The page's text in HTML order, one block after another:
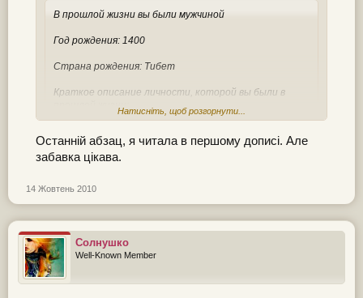
В прошлой жизни вы были мужчиной
Год рождения: 1400
Страна рождения: Тибет
Краткое описание личности, которой вы были в
прошлой жизни:
Человек, от природы имеющий талант психолога,
Хладнокровный, постоянно собранный в любой
ситуации.
Занятие: Банкир, ростовщик, игрок, судья, историк.
Ваша задача - покорить в себе ревность и
предубеждение, а затем и в тех, кто изберет Вас
своим гидом. Вы должны знать, эти слабости
вызываются страхом и самосожалением.
Натисніть, щоб розгорнути...
Останній абзац, я читала в першому дописі. Але
забавка цікава.
14 Жовтень 2010
Солнушко
Well-Known Member